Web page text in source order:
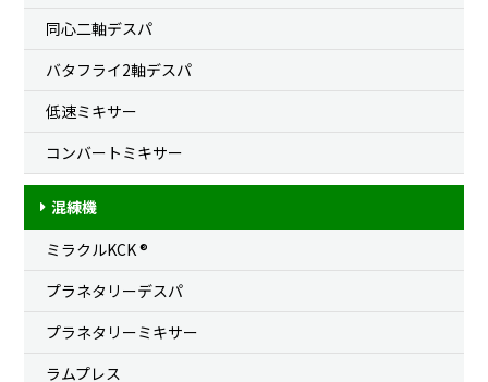
同心二軸デスパ
バタフライ2軸デスパ
低速ミキサー
コンバートミキサー
混練機
ミラクルKCK ®
プラネタリーデスパ
プラネタリーミキサー
ラムプレス